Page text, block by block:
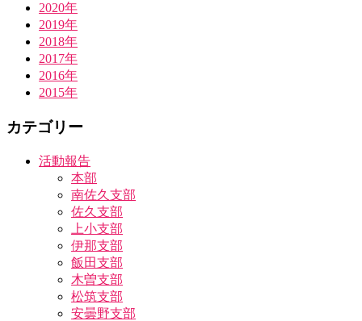
2020年
2019年
2018年
2017年
2016年
2015年
カテゴリー
活動報告
本部
南佐久支部
佐久支部
上小支部
伊那支部
飯田支部
木曽支部
松筑支部
安曇野支部